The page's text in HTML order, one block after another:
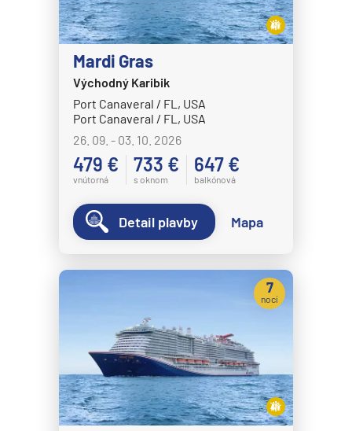
Mardi Gras
Východný Karibik
Port Canaveral / FL, USA
Port Canaveral / FL, USA
26. 09. - 03. 10. 2026
479 €
vnútorná
733 €
s oknom
647 €
balkónová
Detail plavby Mapa
7
nocí